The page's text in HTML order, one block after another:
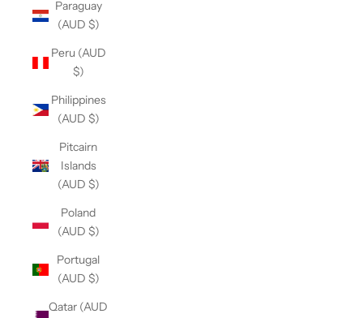
Paraguay
(AUD $)
Peru (AUD
$)
Philippines
(AUD $)
Pitcairn
Islands
(AUD $)
Poland
(AUD $)
Portugal
(AUD $)
Qatar (AUD